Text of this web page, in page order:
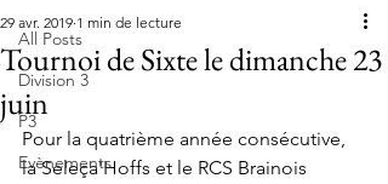
All Posts
Division 3
P3
Evènements
Tournoi de Sixte le dimanche 23
juin
29 avr. 2019 1 min de lecture
Pour la quatrième année consécutive,
la Seleça'Hoffs et le RCS Brainois